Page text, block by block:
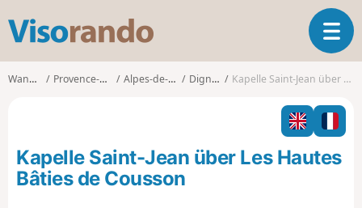
s
o
o
T
o
l
n
a
Wanderungen Provence-Alpes-Côte d'Azur Alpes-de-Haute-Provence Digne-les-Bains Kapelle Saint-Jean über Les Hautes Bâties de Cousson
Kapelle Saint-Jean über Les Hautes
Bâties de Cousson